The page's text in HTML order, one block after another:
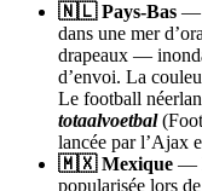
🇳🇱 Pays-Bas —
dans une mer
drapeaux —
d’envoi. La
Le football
totaalvoetbal
lancée par l’Ajax
🇲🇽 Mexique —
popularisée lors